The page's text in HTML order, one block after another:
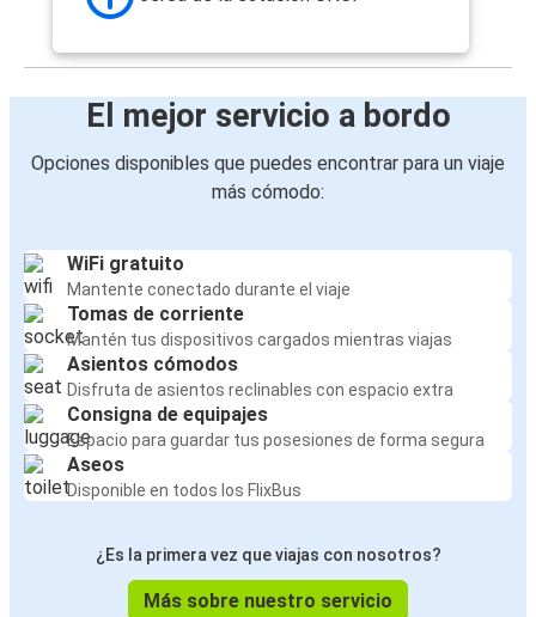
El mejor servicio a bordo
Opciones disponibles que puedes encontrar para un viaje
más cómodo:
WiFi gratuito
Mantente conectado durante el viaje
Tomas de corriente
Mantén tus dispositivos cargados mientras viajas
Asientos cómodos
Disfruta de asientos reclinables con espacio extra
Consigna de equipajes
Espacio para guardar tus posesiones de forma segura
Aseos
Disponible en todos los FlixBus
¿Es la primera vez que viajas con nosotros?
Más sobre nuestro servicio